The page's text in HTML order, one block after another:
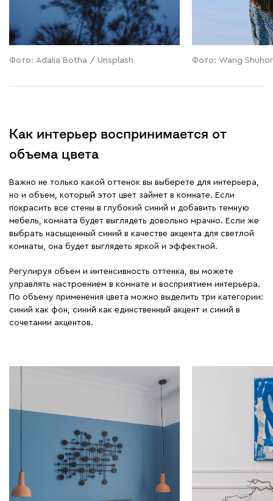
Фото: Adalia Botha / Unsplash Фото: Wang
Как интерьер воспринимается от
объема цвета
Важно не только какой оттенок вы выберете для интерьера,
но и объем, который этот цвет займет в комнате. Если
покрасить все стены в глубокий синий и добавить темную
мебель, комната будет выглядеть довольно мрачно. Если же
выбрать насыщенный синий в качестве акцента для светлой
комнаты, она будет выглядеть яркой и эффектной.
Регулируя объем и интенсивность оттенка, вы можете
управлять настроением в комнате и восприятием интерьера.
По объему применения цвета можно выделить три категории:
синий как фон, синий как единственный акцент и синий в
сочетании акцентов.